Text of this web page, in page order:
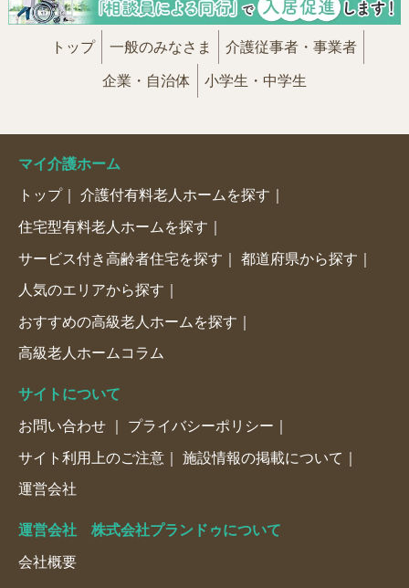
トップ 一般のみなさま 介護従事者・事業者
企業・自治体 小学生・中学生
マイ介護ホーム
トップ 介護付有料老人ホームを探す
住宅型有料老人ホームを探す
サービス付き高齢者住宅を探す 都道府県から探す
人気のエリアから探す
おすすめの高級老人ホームを探す
高級老人ホームコラム
サイトについて
お問い合わせ プライバシーポリシー
サイト利用上のご注意 施設情報の掲載について
運営会社
運営会社 株式会社プランドゥについて
会社概要